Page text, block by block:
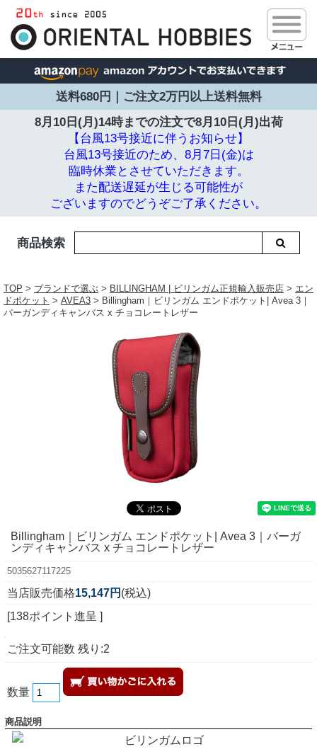
送料680円｜ご注文2万円以上送料無料
8月10日(月)14時までの注文で8月10日(月)出荷
【台風13号接近に伴うお知らせ】
台風13号接近のため、8月7日(金)は
臨時休業とさせていただきます。
また配送遅延が生じる可能性が
ございますのでどうぞご了承ください。
商品検索
TOP > ブランドで選ぶ > BILLINGHAM | ビリンガム正規輸入販売店 > エン
ドポケット > AVEA3 > Billingham｜ビリンガム エンドポケット| Avea 3｜
バーガンディキャンバス x チョコレートレザー
Billingham｜ビリンガム エンドポケット| Avea 3｜バーガ
ンディキャンバス x チョコレートレザー
5035627117225
当店販売価格15,147円 (税込)
[138ポイント進呈 ]
ご注文可能数 残り:2
数量
商品説明